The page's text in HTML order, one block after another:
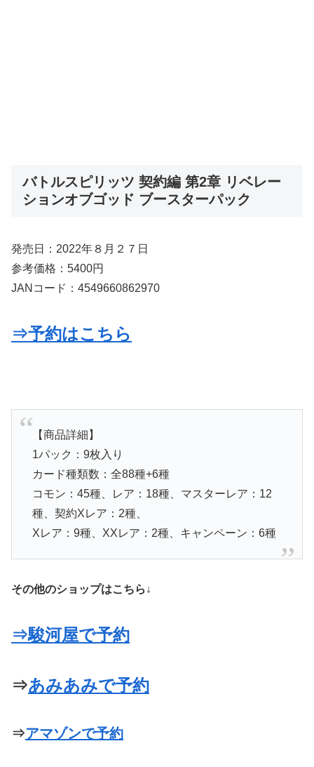
バトルスピリッツ 契約編 第2章 リベレー
ションオブゴッド ブースターパック
発売日：2022年８月２７日
参考価格：5400円
JANコード：4549660862970
⇒予約はこちら
【商品詳細】
1パック：9枚入り
カード種類数：全88種+6種
コモン：45種、レア：18種、マスターレア：12
種、契約Xレア：2種、
Xレア：9種、XXレア：2種、キャンペーン：6種
その他のショップはこちら↓
⇒駿河屋で予約
⇒あみあみで予約
⇒アマゾンで予約